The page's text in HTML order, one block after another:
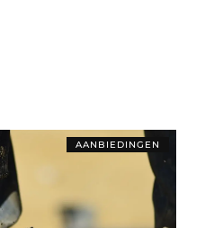
AANBIEDINGEN